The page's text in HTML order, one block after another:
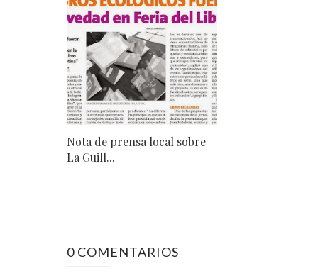
Nota de prensa local sobre
La Guill...
0 COMENTARIOS